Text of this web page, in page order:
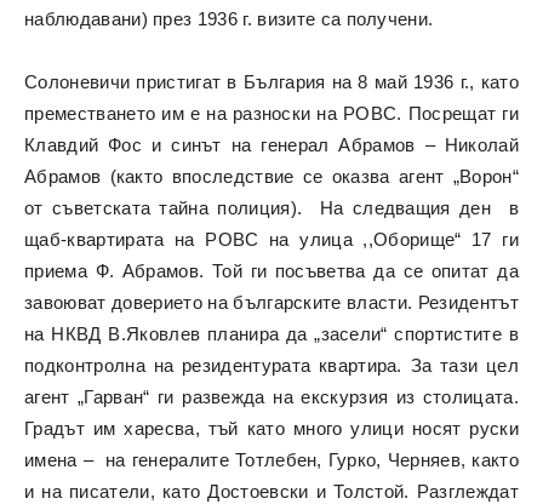
наблюдавани) през 1936 г. визите са получени.
Солоневичи пристигат в България на 8 май 1936 г., като
преместването им е на разноски на РОВС. Посрещат ги
Клавдий Фос и синът на генерал Абрамов – Николай
Абрамов (както впоследствие се оказва агент „Ворон“
от съветската тайна полиция). На следващия ден в
щаб-квартирата на РОВС на улица ,,Оборище“ 17 ги
приема Ф. Абрамов. Той ги посъветва да се опитат да
завоюват доверието на българските власти. Резидентът
на НКВД В.Яковлев планира да „засели“ спортистите в
подконтролна на резидентурата квартира. За тази цел
агент „Гарван“ ги развежда на екскурзия из столицата.
Градът им харесва, тъй като много улици носят руски
имена – на генералите Тотлебен, Гурко, Черняев, както
и на писатели, като Достоевски и Толстой. Разглеждат